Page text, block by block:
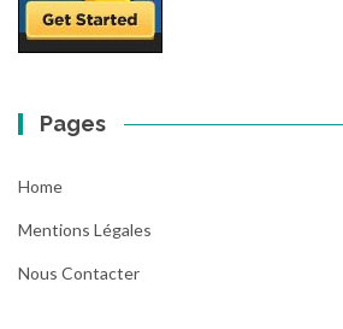
Pages
Home
Mentions Légales
Nous Contacter